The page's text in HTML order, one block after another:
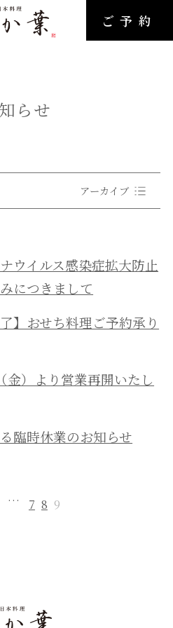
ご予約
らせ
アーカイブ
ウイルス感染症拡大防止
につきまして
了】おせち料理ご予約承り
金）より営業再開いたし
臨時休業のお知らせ
… 7 8 9